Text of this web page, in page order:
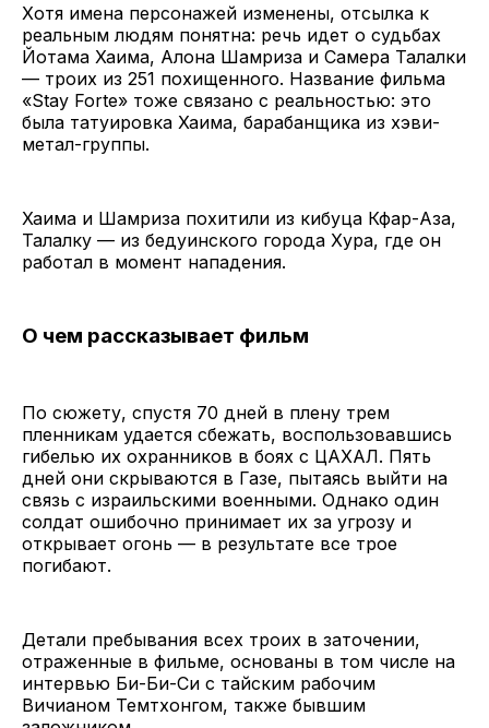
Хотя имена персонажей изменены, отсылка к
реальным людям понятна: речь идет о судьбах
Йотама Хаима, Алона Шамриза и Самера Талалки
— троих из 251 похищенного. Название фильма
«Stay Forte» тоже связано с реальностью: это
была татуировка Хаима, барабанщика из хэви-
метал-группы.
Хаима и Шамриза похитили из кибуца Кфар-Аза,
Талалку — из бедуинского города Хура, где он
работал в момент нападения.
О чем рассказывает фильм
По сюжету, спустя 70 дней в плену трем
пленникам удается сбежать, воспользовавшись
гибелью их охранников в боях с ЦАХАЛ. Пять
дней они скрываются в Газе, пытаясь выйти на
связь с израильскими военными. Однако один
солдат ошибочно принимает их за угрозу и
открывает огонь — в результате все трое
погибают.
Детали пребывания всех троих в заточении,
отраженные в фильме, основаны в том числе на
интервью Би-Би-Си с тайским рабочим
Вичианом Темтхонгом, также бывшим